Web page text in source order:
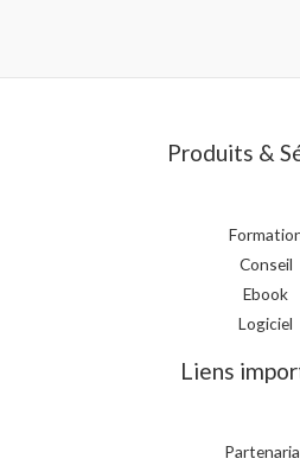
Produits &
Conseil
Ebook
Logiciel
Liens